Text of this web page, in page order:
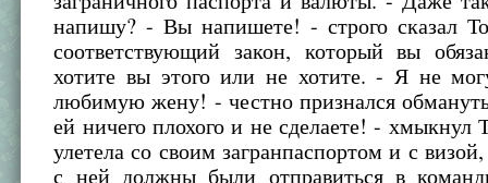
напишу? - Вы напишете! - строго сказал
соответствующий закон, который вы
хотите вы этого или не хотите. - Я не
любимую жену! - честно признался
ей ничего плохого и не сделаете! - хмыкнул
улетела со своим загранпаспортом и с
с ней должны были отправиться в